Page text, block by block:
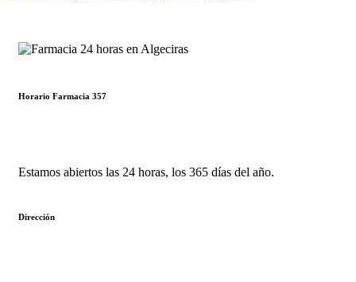
Horario Farmacia 357
Estamos abiertos las 24 horas, los 365 días del año.
Dirección